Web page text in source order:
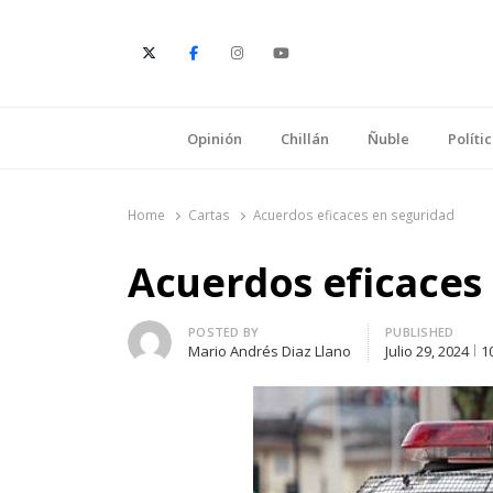
Opinión Chillán Ñuble
Home Cartas Acuerdos eficaces en seguridad
Acuerdos
Author
POSTED BY
Mario Andrés Diaz Llano
PUBLISHED
Julio 29, 2024